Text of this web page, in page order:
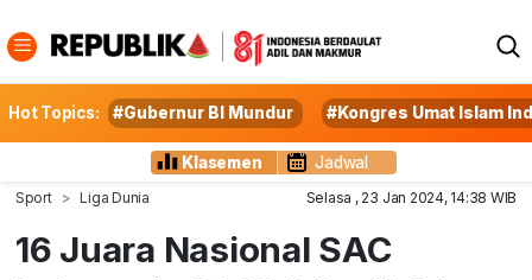
Hot Topics: #Gubernur BI Mundur #Kongres Umat Islam
Klasemen Jadwal
Sport Liga Dunia Selasa , 23 Jan 2024, 14:38 WIB
16 Juara Nasional SAC